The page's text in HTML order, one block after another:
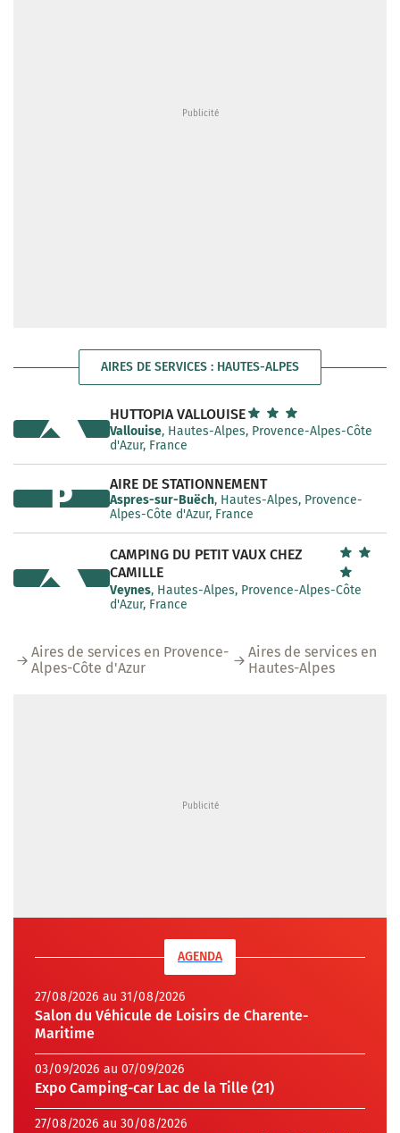
AIRES DE SERVICES : HAUTES-ALPES
HUTTOPIA VALLOUISE
Vallouise, Hautes-Alpes, Provence-Alpes-Côte
d'Azur, France
AIRE DE STATIONNEMENT
Aspres-sur-Buëch, Hautes-Alpes, Provence-
Alpes-Côte d'Azur, France
P
CAMPING DU PETIT VAUX CHEZ
CAMILLE
Veynes, Hautes-Alpes, Provence-Alpes-Côte
d'Azur, France
Aires de services en Provence-
Alpes-Côte d'Azur
Aires de services en
Hautes-Alpes
AGENDA
27/08/2026 au 31/08/2026
Salon du Véhicule de Loisirs de Charente-
Maritime
03/09/2026 au 07/09/2026
Expo Camping-car Lac de la Tille (21)
27/08/2026 au 30/08/2026